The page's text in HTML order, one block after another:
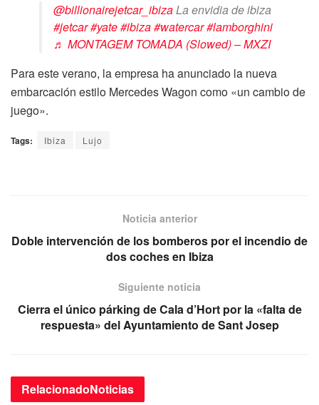
@billionairejetcar_ibizaLa envidia de ibiza
#jetcar#yate#ibiza#watercar#lamborghini
♬ MONTAGEM TOMADA (Slowed) – MXZI
Para este verano, la empresa ha anunciado la nueva
embarcación estilo Mercedes Wagon como «un cambio de
juego».
Tags: Ibiza Lujo
Noticia anterior
Doble intervención de los bomberos por el incendio de
dos coches en Ibiza
Siguiente noticia
Cierra el único párking de Cala d’Hort por la «falta de
respuesta» del Ayuntamiento de Sant Josep
RelacionadoNoticias